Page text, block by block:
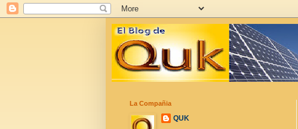
La Compañia
QUK